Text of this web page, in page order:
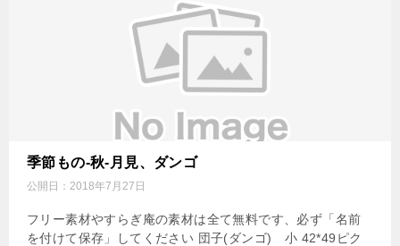
季節もの-秋-月見、ダンゴ
公開日： 2018年7月27日
フリー素材やすらぎ庵の素材は全て無料です、必ず「名前
を付けて保存」してください 団子(ダンゴ) 小 42*49ピク